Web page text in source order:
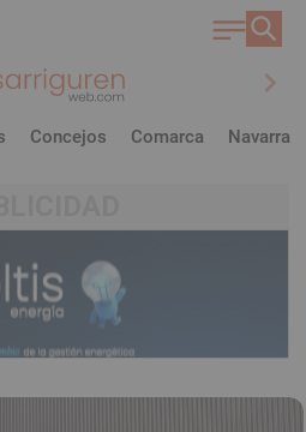
chevron_right
Concejos Comarca Navarra